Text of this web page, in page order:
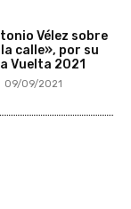
Vélez sobre
calle», por su
Vuelta 2021
09/09/2021